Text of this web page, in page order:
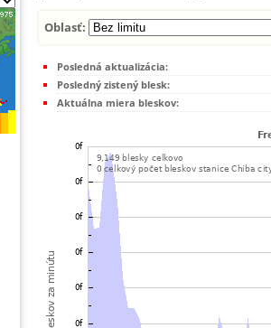
Oblasť:
Posledná aktualizácia:
Posledný zistený blesk:
Aktuálna miera bleskov: